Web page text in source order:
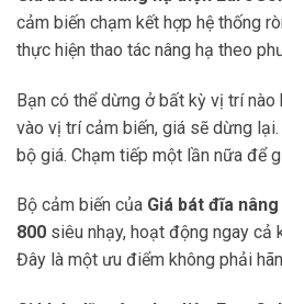
cảm biến chạm kết hợp hệ thống
thực hiện thao tác nâng hạ theo
Bạn có thể dừng ở bất kỳ vị trí nào
vào vị trí cảm biến, giá sẽ dừng
bộ giá. Chạm tiếp một lần nữa để
Bộ cảm biến của Giá bát đĩa
800 siêu nhạy, hoạt động ngay cả
Đây là một ưu điểm không phải